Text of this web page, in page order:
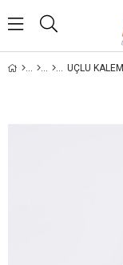
UÇLU KALEM